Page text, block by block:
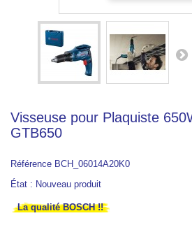
Visseuse pour Plaquiste
GTB650
Référence BCH_06014A20K0
État : Nouveau produit
La qualité BOSCH !!